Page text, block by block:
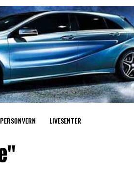
PERSONVERN LIVESENTER